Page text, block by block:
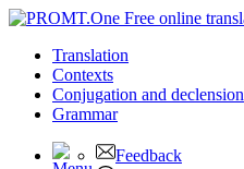
Translation
Contexts
Conjugation and declension
Grammar
Feedback